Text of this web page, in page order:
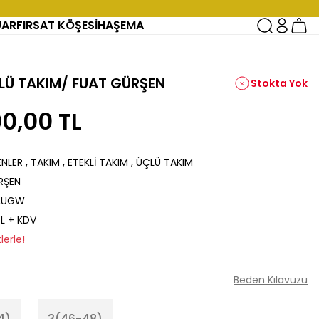
FIRSAT KÖŞESİHAŞEMA
TAKIM/ FUAT GÜRŞEN Stokta Yok
TL
, TAKIM , ETEKLİ TAKIM , ÜÇLÜ TAKIM
+ KDV
Beden Kılavuzu